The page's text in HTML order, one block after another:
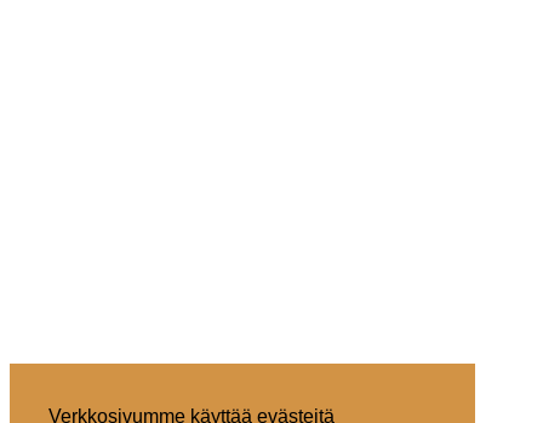
Verkkosivumme käyttää evästeitä